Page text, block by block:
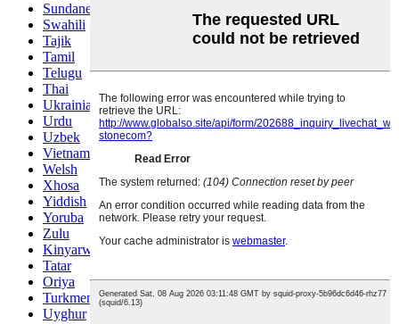
Sundanese
Swahili
Tajik
Tamil
Telugu
Thai
Ukrainian
Urdu
Uzbek
Vietnamese
Welsh
Xhosa
Yiddish
Yoruba
Zulu
Kinyarwanda
Tatar
Oriya
Turkmen
Uyghur